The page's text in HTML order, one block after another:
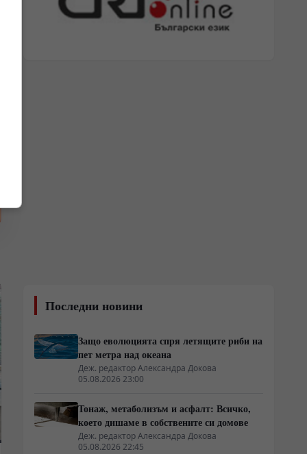
Последни новини
Защо еволюцията спря летящите риби на
пет метра над океана
Деж. редактор Александра Докова
05.08.2026 23:00
Тонаж, метаболизъм и асфалт: Всичко,
което дишаме в собствените си домове
Деж. редактор Александра Докова
05.08.2026 22:45